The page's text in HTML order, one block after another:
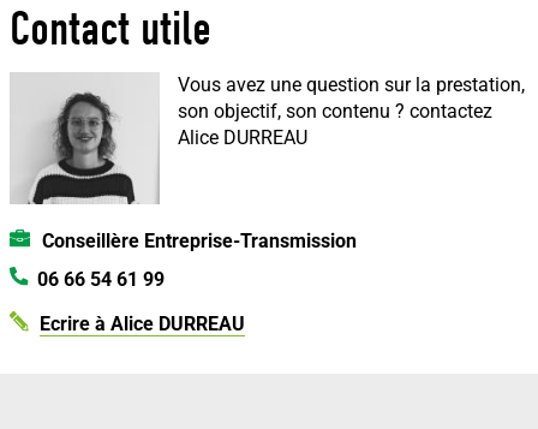
Contact utile
Vous avez une question sur la prestation,
son objectif, son contenu ? contactez
Alice DURREAU
Conseillère Entreprise-Transmission
06 66 54 61 99
Ecrire à Alice DURREAU